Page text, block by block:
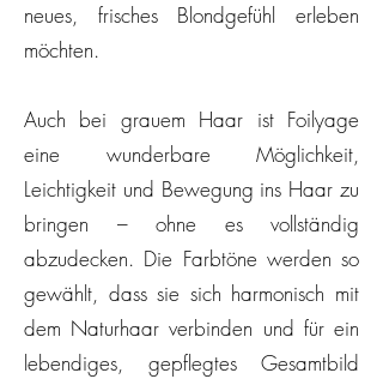
neues, frisches Blondgefühl erleben
möchten.
Auch bei grauem Haar ist Foilyage
eine wunderbare Möglichkeit,
Leichtigkeit und Bewegung ins Haar zu
bringen – ohne es vollständig
abzudecken. Die Farbtöne werden so
gewählt, dass sie sich harmonisch mit
dem Naturhaar verbinden und für ein
lebendiges, gepflegtes Gesamtbild